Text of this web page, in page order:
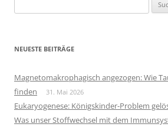
nach:
NEUESTE BEITRÄGE
Magnetomakrophagisch angezogen: Wie
finden
31. Mai 2026
Eukaryogenese: Königskinder-Problem
Was unser Stoffwechsel mit dem